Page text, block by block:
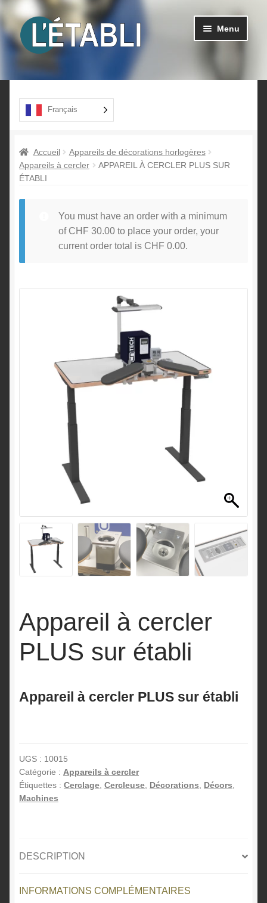
Aller
à
Aller
au
contenu
Menu
Produits
le
A propos
Français
Accueil
Appareils de décorations horlogères
Appareils à cercler
APPAREIL À CERCLER PLUS SUR
ÉTABLI
You must have an order with a minimum
of CHF 30.00to place your order, your
current order total is CHF 0.00.
Appareil à cercler
PLUS sur établi
Appareil à cercler PLUS sur établi
UGS : 10015
Catégorie : Appareils à cercler
Étiquettes : Cerclage Cercleuse Décorations Décors
Machines
DESCRIPTION
INFORMATIONS COMPLÉMENTAIRES